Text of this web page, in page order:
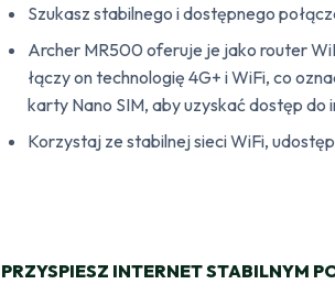
Szukasz stabilnego i dostępnego
Archer MR500 oferuje je jako router
łączy on technologię 4G+ i WiFi, co
karty Nano SIM, aby uzyskać dostęp do
Korzystaj ze stabilnej sieci WiFi,
PRZYSPIESZ INTERNET STABILNYM